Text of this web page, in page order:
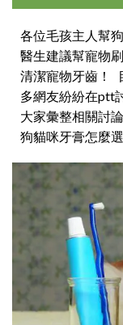
各位毛孩主人幫
醫生建議幫寵物
清潔寵物牙齒！
多網友紛紛在ptt
大家彙整相關討
狗貓咪牙膏怎麼